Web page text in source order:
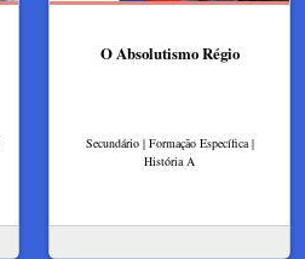
O Absolutismo Régio​
Secundário | Formação Específica |
História A